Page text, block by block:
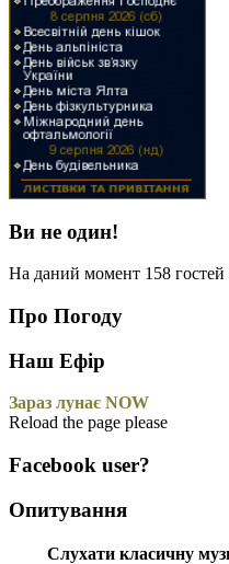
Ви не один!
На даний момент 158 гостей
Про Погоду
Наш Ефір
Зараз лунає NOW
Reload the page please
Facebook user?
Опитування
Слухати класичну